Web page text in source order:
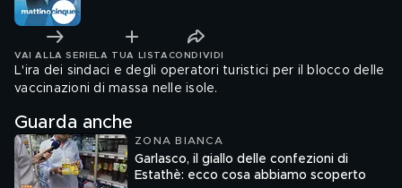
VAI ALLA SERIE LA TUA LISTA CONDIVIDI
L'ira dei sindaci e degli operatori turistici per il blocco delle
vaccinazioni di massa nelle isole.
Guarda anche
ZONA BIANCA
Garlasco, il giallo delle confezioni di
Estathè: ecco cosa abbiamo scoperto